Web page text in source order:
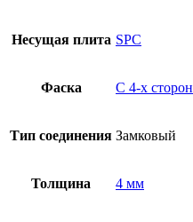
Несущая плита SPC
Фаска С 4-x сторон
Тип соединения Замковый
Толщина 4 мм